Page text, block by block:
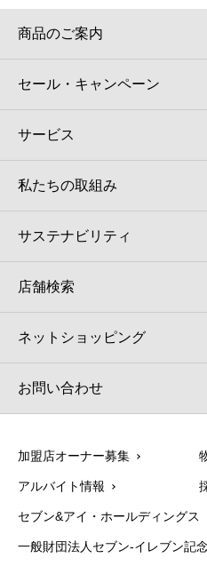
商品のご案内
セール・キャンペーン
サービス
私たちの取組み
サステナビリティ
店舗検索
ネットショッピング
お問い合わせ
加盟店オーナー募集
アルバイト情報
セブン&アイ・ホールディングス
一般財団法人セブン-イレブン記